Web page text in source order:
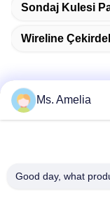
Sondaj Kulesi
Wireline
Hızlı İletişim
No.122, Xizhang
Ms. Amelia
Good day, what